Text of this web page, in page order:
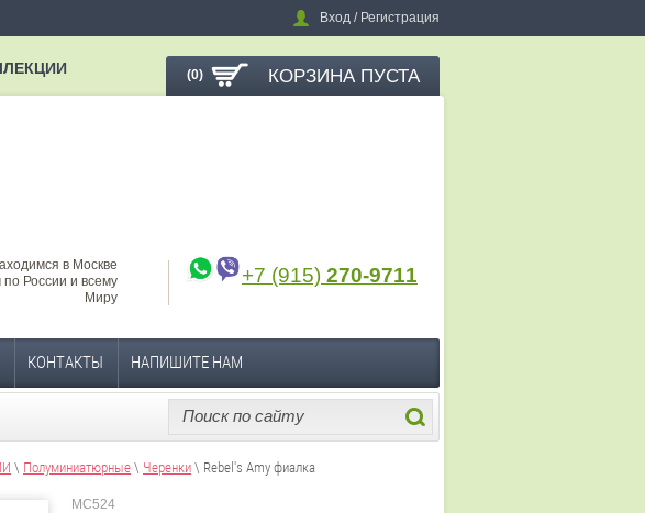
Вход / Регистрация
(0) КОРЗИНА ПУСТА
в Москве
России и всему
Миру
+7 (915) 270-9711
КОНТАКТЫ НАПИШИТЕ НАМ
\ Полуминиатюрные \ Черенки \ Rebel's Amy фиалка
МС524